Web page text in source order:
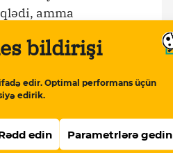
bildirişi
edir. Optimal performans üçün
edirik.
edin Parametrlərə gedin
amma
nəzərə almadı. İndi
və qısa bir
aparılması
məlumat
Dövlət Xidmətinin